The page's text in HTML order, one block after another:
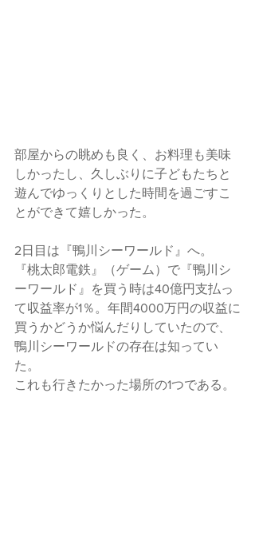
部屋からの眺めも良く、お料理も美味
しかったし、久しぶりに子どもたちと
遊んでゆっくりとした時間を過ごすこ
とができて嬉しかった。
2日目は『鴨川シーワールド』へ。
『桃太郎電鉄』（ゲーム）で『鴨川シ
ーワールド』を買う時は40億円支払っ
て収益率が1％。年間4000万円の収益に
買うかどうか悩んだりしていたので、
鴨川シーワールドの存在は知ってい
た。
これも行きたかった場所の1つである。